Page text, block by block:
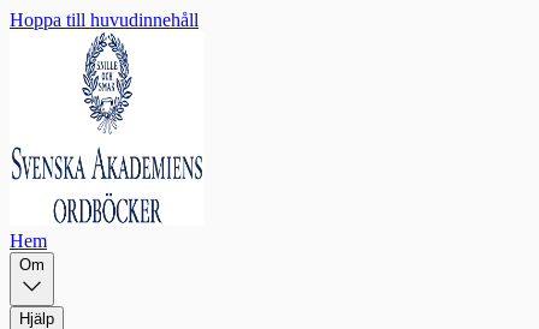
Hoppa till huvudinnehåll
Hem
Om
Hjälp